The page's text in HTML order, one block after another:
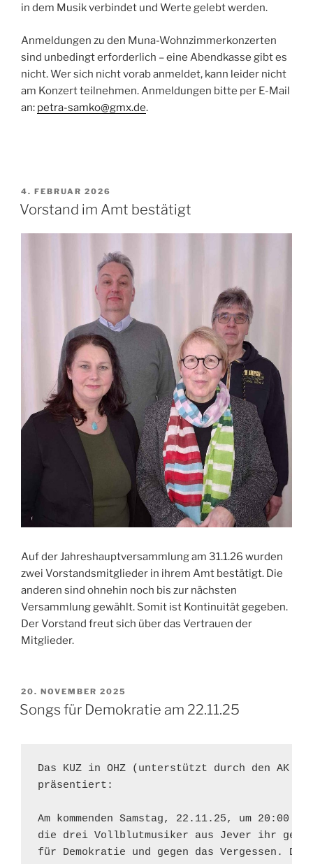
in dem Musik verbindet und Werte gelebt werden.
Anmeldungen zu den Muna-Wohnzimmerkonzerten
sind unbedingt erforderlich – eine Abendkasse gibt es
nicht. Wer sich nicht vorab anmeldet, kann leider nicht
am Konzert teilnehmen. Anmeldungen bitte per E-Mail
an: petra-samko@gmx.de.
VERÖFFENTLICHT
AM
4. FEBRUAR 2026
Vorstand im Amt bestätigt
Auf der Jahreshauptversammlung am 31.1.26 wurden
zwei Vorstandsmitglieder in ihrem Amt bestätigt. Die
anderen sind ohnehin noch bis zur nächsten
Versammlung gewählt. Somit ist Kontinuität gegeben.
Der Vorstand freut sich über das Vertrauen der
Mitglieder.
VERÖFFENTLICHT
AM
20. NOVEMBER 2025
Songs für Demokratie am 22.11.25
Das KUZ in OHZ (unterstützt durch den AK
präsentiert:
Am kommenden Samstag, 22.11.25, um 20:00
die drei Vollblutmusiker aus Jever ihr
für Demokratie und gegen das Vergessen.